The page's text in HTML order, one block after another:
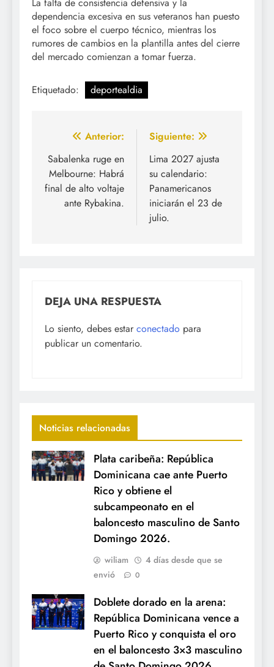
La falta de consistencia defensiva y la
dependencia excesiva en sus veteranos han puesto
el foco sobre el cuerpo técnico, mientras los
rumores de cambios en la plantilla antes del cierre
del mercado comienzan a tomar fuerza.
Etiquetado: deportealdia
Navegación
de
entradas
Anterior:
Sabalenka ruge en
Melbourne: Habrá
final de alto voltaje
ante Rybakina.
Siguiente:
Lima 2027 ajusta
su calendario:
Panamericanos
iniciarán el 23 de
julio.
DEJA UNA RESPUESTA
Lo siento, debes estar conectado para
publicar un comentario.
Noticias relacionadas
Plata caribeña: República
Dominicana cae ante Puerto
Rico y obtiene el
subcampeonato en el
baloncesto masculino de Santo
Domingo 2026.
wiliam
4 días desde que se
envió
0
Doblete dorado en la arena:
República Dominicana vence a
Puerto Rico y conquista el oro
en el baloncesto 3×3 masculino